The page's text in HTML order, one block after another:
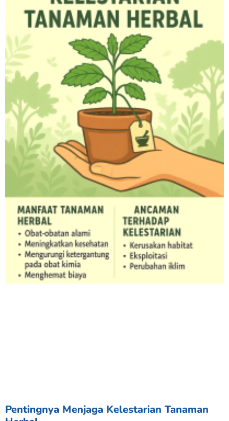
Pentingnya Menjaga Kelestarian Tanaman